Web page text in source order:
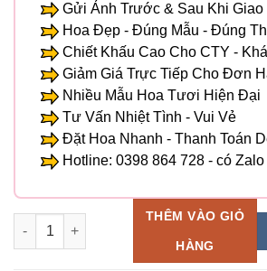
Gửi Ảnh Trước & Sau Khi Giao
Hoa Đẹp - Đúng Mẫu - Đúng
Chiết Khấu Cao Cho CTY -
Giảm Giá Trực Tiếp Cho Đơn
Nhiều Mẫu Hoa Tươi Hiện Đại
Tư Vấn Nhiệt Tình - Vui Vẻ
Đặt Hoa Nhanh - Thanh Toán
Hotline: 0398 864 728 - có
Hoa Tang Lễ - HTL 187 số lượng
THÊM VÀO GIỎ
HÀNG